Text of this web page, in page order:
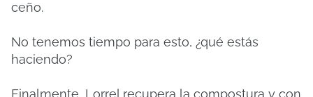
ceño.
No tenemos tiempo para esto, ¿qué estás
haciendo?
Finalmente, Lorrel recupera la compostura y con